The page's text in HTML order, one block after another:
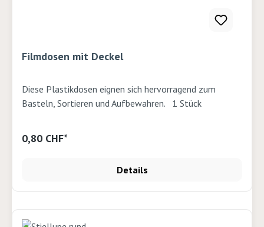
Filmdosen mit Deckel
Diese Plastikdosen eignen sich hervorragend zum
Basteln, Sortieren und Aufbewahren. 1 Stück
0,80 CHF*
Details